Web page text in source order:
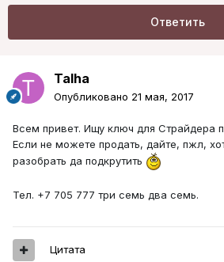
Ответить
Talha
Опубликовано 21 мая, 2017
Всем привет. Ищу ключ для Страйдера
Если не можете продать, дайте, пжл,
разобрать да подкрутить
​Тел. +7 705 777 три семь два семь.
Цитата